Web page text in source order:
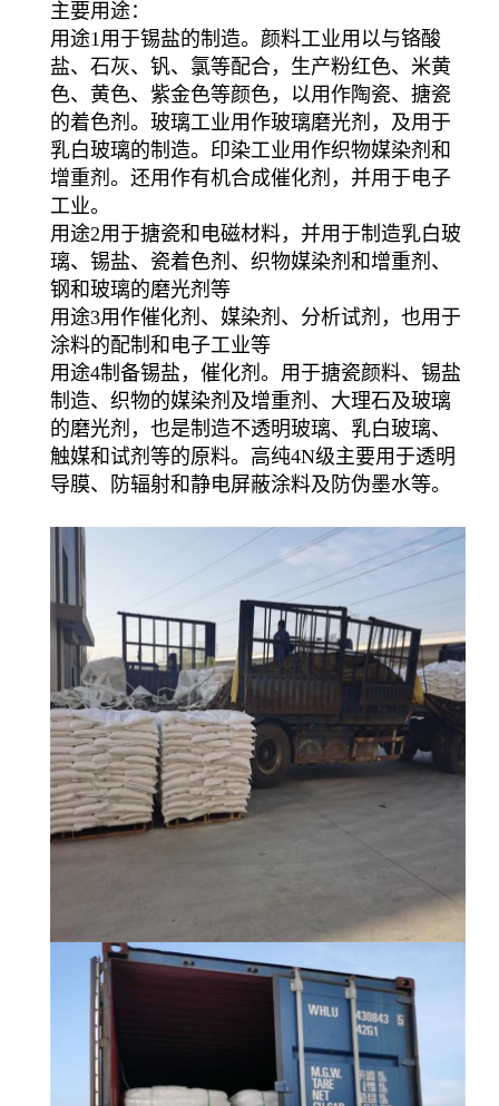
主要用途：
用途1用于锡盐的制造。颜料工业用以与铬酸
盐、石灰、钒、氯等配合，生产粉红色、米黄
色、黄色、紫金色等颜色，以用作陶瓷、搪瓷
的着色剂。玻璃工业用作玻璃磨光剂，及用于
乳白玻璃的制造。印染工业用作织物媒染剂和
增重剂。还用作有机合成催化剂，并用于电子
工业。
用途2用于搪瓷和电磁材料，并用于制造乳白玻
璃、锡盐、瓷着色剂、织物媒染剂和增重剂、
钢和玻璃的磨光剂等
用途3用作催化剂、媒染剂、分析试剂，也用于
涂料的配制和电子工业等
用途4制备锡盐，催化剂。用于搪瓷颜料、锡盐
制造、织物的媒染剂及增重剂、大理石及玻璃
的磨光剂，也是制造不透明玻璃、乳白玻璃、
触媒和试剂等的原料。高纯4N级主要用于透明
导膜、防辐射和静电屏蔽涂料及防伪墨水等。